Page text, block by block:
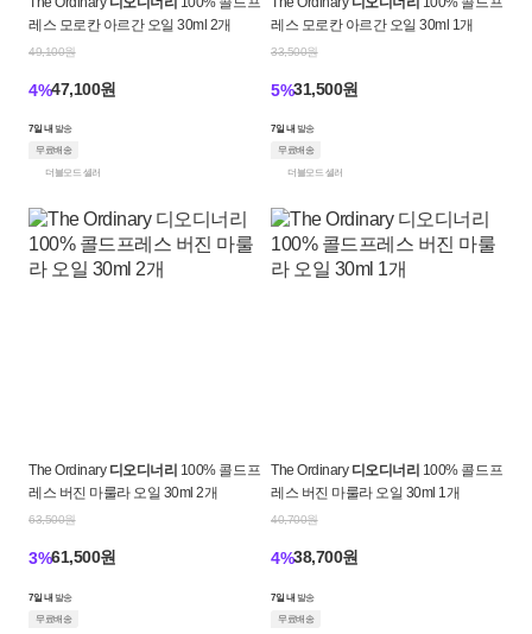
레스 모로칸 아르간 오일 30ml 2개
49,100원
4%47,100원
7일 내 발송
무료배송
더블모드 셀러
레스 모로칸 아르간 오일 30ml 1개
33,500원
5%31,500원
7일 내 발송
무료배송
더블모드 셀러
The Ordinary 디오디너리 100% 콜드프
레스 버진 마룰라 오일 30ml 2개
63,500원
3%61,500원
7일 내 발송
무료배송
The Ordinary 디오디너리 100% 콜드프
레스 버진 마룰라 오일 30ml 1개
40,700원
4%38,700원
7일 내 발송
무료배송